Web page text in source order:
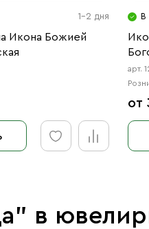
1-2 дня
Икона Божией
В
арт.
от
в